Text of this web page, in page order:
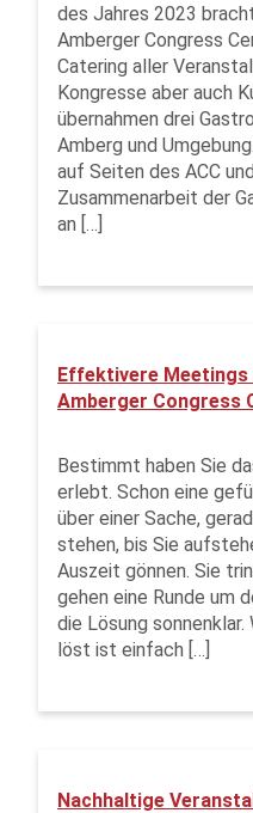
des Jahres 2023
Amberger Congress
Catering aller
Kongresse aber auch
übernahmen drei
Amberg und
auf Seiten des ACC
Zusammenarbeit der
an […]
Effektivere Meetings
Amberger Congress
Bestimmt haben Sie
erlebt. Schon eine
über einer Sache,
stehen, bis Sie
Auszeit gönnen. Sie
gehen eine Runde um
die Lösung
löst ist einfach […]
Nachhaltige